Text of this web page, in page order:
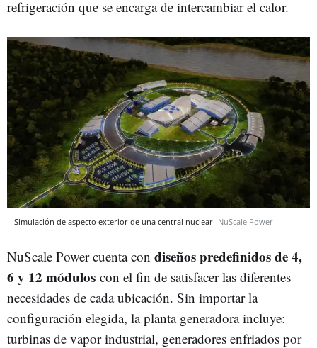
refrigeración que se encarga de intercambiar el calor.
Simulación de aspecto exterior de una central nuclear NuScale Power
NuScale Power cuenta con diseños predefinidos de 4,
6 y 12 módulos con el fin de satisfacer las diferentes
necesidades de cada ubicación. Sin importar la
configuración elegida, la planta generadora incluye:
turbinas de vapor industrial, generadores enfriados por